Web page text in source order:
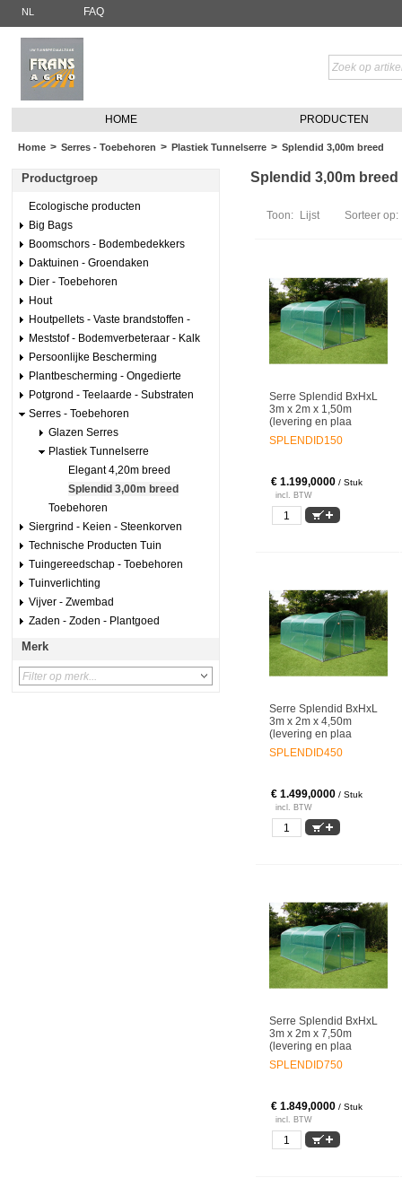
NL FAQ
HOME PRODUCTEN
Home > Serres - Toebehoren > Plastiek Tunnelserre > Splendid 3,00m breed
Productgroep
Ecologische producten
Big Bags
Boomschors - Bodembedekkers
Daktuinen - Groendaken
Dier - Toebehoren
Hout
Houtpellets - Vaste brandstoffen -
Meststof - Bodemverbeteraar - Kalk
Persoonlijke Bescherming
Plantbescherming - Ongedierte
Potgrond - Teelaarde - Substraten
Serres - Toebehoren
Glazen Serres
Plastiek Tunnelserre
Elegant 4,20m breed
Splendid 3,00m breed
Toebehoren
Siergrind - Keien - Steenkorven
Technische Producten Tuin
Tuingereedschap - Toebehoren
Tuinverlichting
Vijver - Zwembad
Zaden - Zoden - Plantgoed
Merk
Splendid 3,00m breed
Toon: Lijst Sorteer op:
Serre Splendid BxHxL
3m x 2m x 1,50m
(levering en plaa
SPLENDID150
€ 1.199,0000 / Stuk
incl. BTW
Serre Splendid BxHxL
3m x 2m x 4,50m
(levering en plaa
SPLENDID450
€ 1.499,0000 / Stuk
incl. BTW
Serre Splendid BxHxL
3m x 2m x 7,50m
(levering en plaa
SPLENDID750
€ 1.849,0000 / Stuk
incl. BTW